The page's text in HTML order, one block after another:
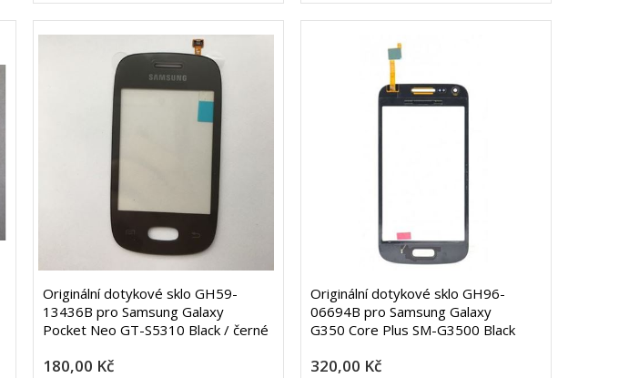
Originální dotykové sklo GH59-
13436B pro Samsung Galaxy
Pocket Neo GT-S5310 Black / černé
180,00 Kč
Originální dotykové sklo GH96-
06694B pro Samsung Galaxy
G350 Core Plus SM-G3500 Black
320,00 Kč